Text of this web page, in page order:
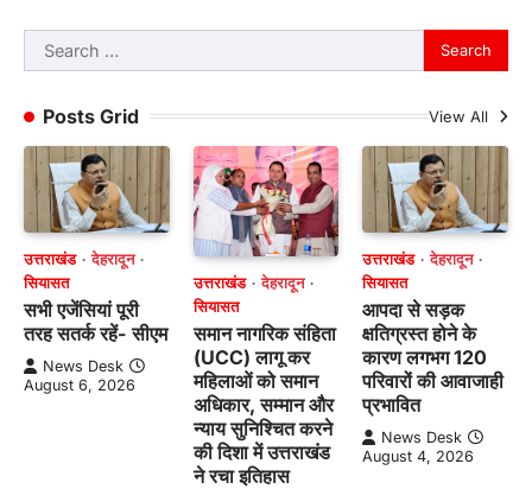
Search
for:
Posts Grid
View All
उत्तराखंड
देहरादून
सियासत
सभी एजेंसियां पूरी
तरह सतर्क रहें- सीएम
News Desk
August 6, 2026
उत्तराखंड
देहरादून
सियासत
समान नागरिक संहिता
(UCC) लागू कर
महिलाओं को समान
अधिकार, सम्मान और
न्याय सुनिश्चित करने
की दिशा में उत्तराखंड
ने रचा इतिहास
उत्तराखंड
देहरादून
सियासत
आपदा से सड़क
क्षतिग्रस्त होने के
कारण लगभग 120
परिवारों की आवाजाही
प्रभावित
News Desk
August 4, 2026